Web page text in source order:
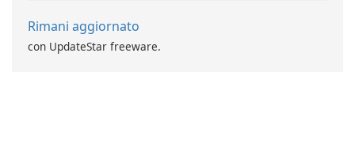
Rimani aggiornato
con UpdateStar freeware.